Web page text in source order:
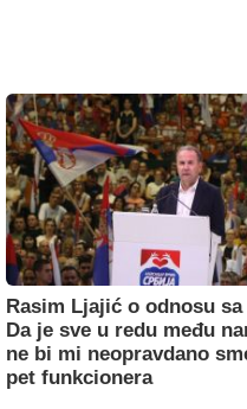
Rasim Ljajić o odnosu sa
Da je sve u redu među
ne bi mi neopravdano
pet funkcionera